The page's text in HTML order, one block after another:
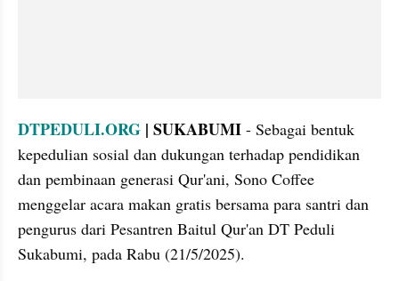
DTPEDULI.ORG | SUKABUMI - Sebagai bentuk
kepedulian sosial dan dukungan terhadap pendidikan
dan pembinaan generasi Qur'ani, Sono Coffee
menggelar acara makan gratis bersama para santri dan
pengurus dari Pesantren Baitul Qur'an DT Peduli
Sukabumi, pada Rabu (21/5/2025).